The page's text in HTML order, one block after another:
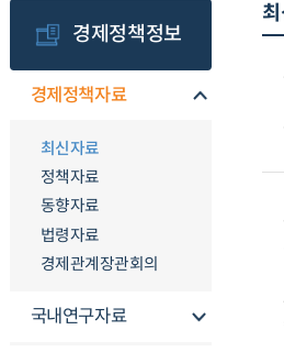
경제정책정보
경제정책자료
최신자료
정책자료
동향자료
법령자료
경제관계장관회의
국내연구자료